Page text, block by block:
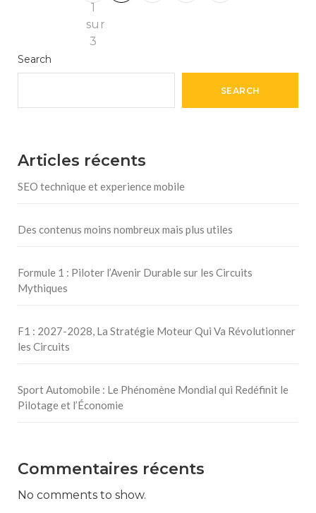
1
sur
3
Search
SEARCH
Articles récents
SEO technique et experience mobile
Des contenus moins nombreux mais plus utiles
Formule 1 : Piloter l’Avenir Durable sur les Circuits
Mythiques
F1 : 2027-2028, La Stratégie Moteur Qui Va Révolutionner
les Circuits
Sport Automobile : Le Phénomène Mondial qui Redéfinit le
Pilotage et l’Économie
Commentaires récents
No comments to show.